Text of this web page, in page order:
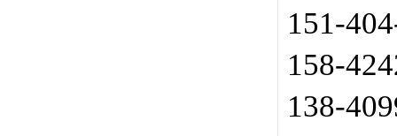
151-
158-
138-